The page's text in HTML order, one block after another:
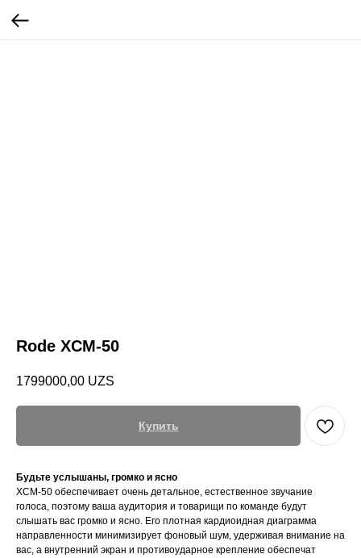
Rode XCM-50
1799000,00 UZS
Купить
Будьте услышаны, громко и ясно
XCM-50 обеспечивает очень детальное, естественное звучание
голоса, поэтому ваша аудитория и товарищи по команде будут
слышать вас громко и ясно. Его плотная кардиоидная диаграмма
направленности минимизирует фоновый шум, удерживая внимание на
вас, а внутренний экран и противоударное крепление обеспечат